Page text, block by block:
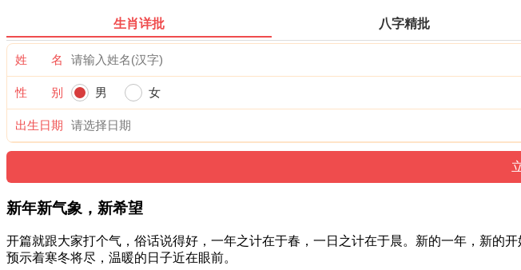
生肖详批 八字精批
姓 名
性 别 男 女
出生日期
新年新气象，新希望
开篇就跟大家打个气，俗话说得好，一年之计在于春，一日之计在于晨。新的一年，新的
预示着寒冬将尽，温暖的日子近在眼前。